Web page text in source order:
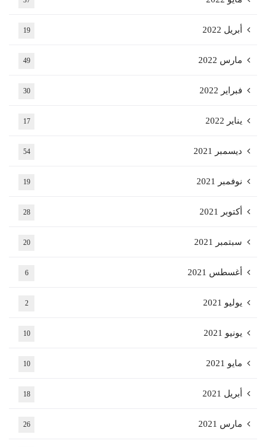
أبريل 2022 19
مارس 2022 49
فبراير 2022 30
يناير 2022 17
ديسمبر 2021 54
نوفمبر 2021 19
أكتوبر 2021 28
سبتمبر 2021 20
أغسطس 2021 6
يوليو 2021 2
يونيو 2021 10
مايو 2021 10
أبريل 2021 18
مارس 2021 26